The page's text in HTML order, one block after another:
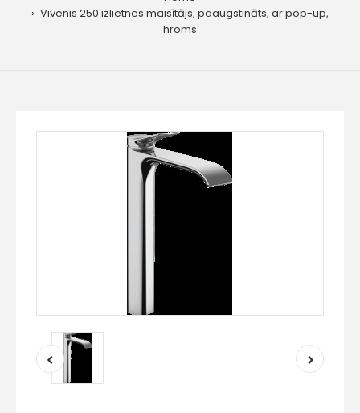
Vivenis 250 izlietnes maisītājs, paaugstināts, ar pop-up,
hroms